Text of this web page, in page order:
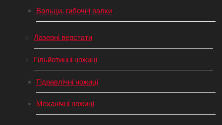
Вальци, гибочні валки
Лазерні верстати
Гільйотинні ножиці
Гідравлічні ножиці
Механічні ножиці